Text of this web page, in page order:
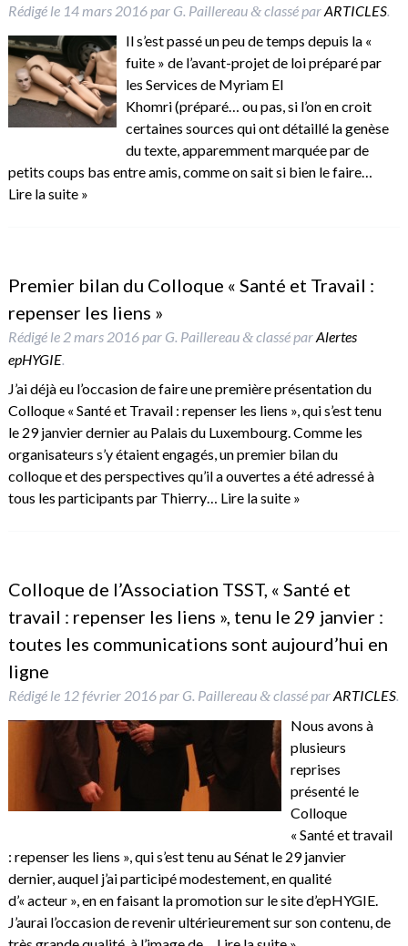
Rédigé le 14 mars 2016par G. Paillereau &classé parARTICLES.
Il s’est passé un peu de temps depuis la «
fuite » de l’avant-projet de loi préparé par
les Services de Myriam El
Khomri (préparé… ou pas, si l’on en croit
certaines sources qui ont détaillé la genèse
du texte, apparemment marquée par de
petits coups bas entre amis, comme on sait si bien le faire…
Lire la suite »
Premier bilan du Colloque « Santé et Travail :
repenser les liens »
Rédigé le 2 mars 2016par G. Paillereau &classé parAlertes
epHYGIE.
J’ai déjà eu l’occasion de faire une première présentation du
Colloque « Santé et Travail : repenser les liens », qui s’est tenu
le 29 janvier dernier au Palais du Luxembourg. Comme les
organisateurs s’y étaient engagés, un premier bilan du
colloque et des perspectives qu’il a ouvertes a été adressé à
tous les participants par Thierry… Lire la suite »
Colloque de l’Association TSST, « Santé et
travail : repenser les liens », tenu le 29 janvier :
toutes les communications sont aujourd’hui en
ligne
Rédigé le 12 février 2016par G. Paillereau &classé parARTICLES.
Nous avons à
plusieurs
reprises
présenté le
Colloque
« Santé et travail
: repenser les liens », qui s’est tenu au Sénat le 29 janvier
dernier, auquel j’ai participé modestement, en qualité
d’« acteur », en en faisant la promotion sur le site d’epHYGIE.
J’aurai l’occasion de revenir ultérieurement sur son contenu, de